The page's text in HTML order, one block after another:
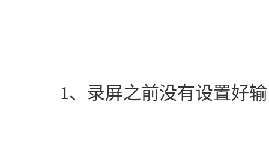
1、录屏之前没有设置好输